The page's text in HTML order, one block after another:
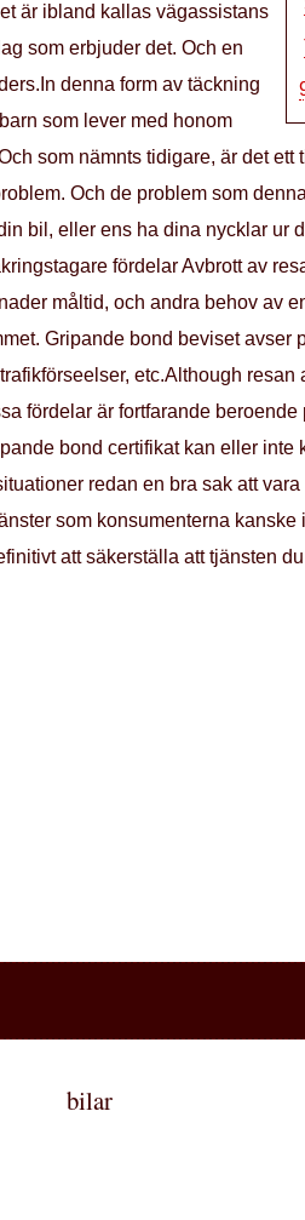
är ibland kallas vägassistans
som erbjuder det. Och en
denna form av täckning
som lever med honom
som nämnts tidigare, är det
Och de problem som
bil, eller ens ha dina nycklar ur
fördelar Avbrott av
måltid, och andra behov av
Gripande bond beviset avser
etc.Although resan
fördelar är fortfarande
bond certifikat kan eller inte
redan en bra sak att
som konsumenterna
att säkerställa att tjänsten
bilar